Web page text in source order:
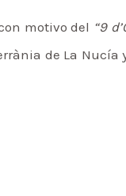
motivo del “9
de La Nucía